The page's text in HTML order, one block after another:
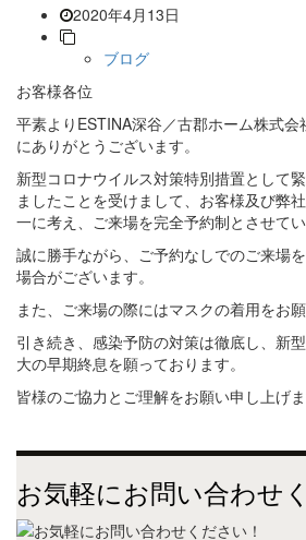
2020年4月13日
ブログ
お客様各位
平素よりESTINA深谷／古郡ホーム株式
にありがとうございます。
新型コロナウイルス対策特別措置として
ましたことを受けまして、お客様及び弊
一に考え、ご来場を完全予約制とさせてい
誠に勝手ながら、ご予約なしでのご来場
場合がございます。
また、ご来場の際にはマスクの着用をお願
引き続き、感染予防の対策は徹底し、新
大の早期終息を願っております。
皆様のご協力とご理解をお願い申し上げま
お気軽にお問い合わせ